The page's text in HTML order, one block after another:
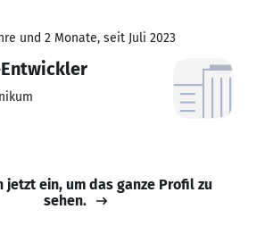
und 2 Monate, seit Juli 2023
jetzt ein, um das ganze Profil zu
sehen.